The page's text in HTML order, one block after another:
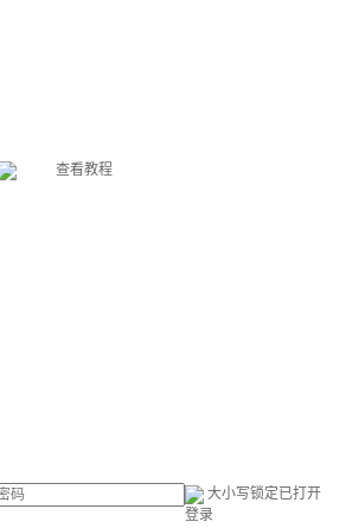
查看教程
大小写锁定已打开
登录